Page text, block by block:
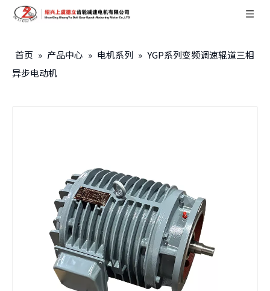
首页 » 产品中心 » 电机系列 » YGP系列变频调速辊道三相
异步电动机